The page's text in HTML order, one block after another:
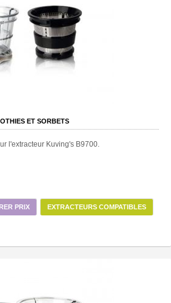
ET SORBETS
l'extracteur Kuving's B9700.
PRIX EXTRACTEURS COMPATIBLES